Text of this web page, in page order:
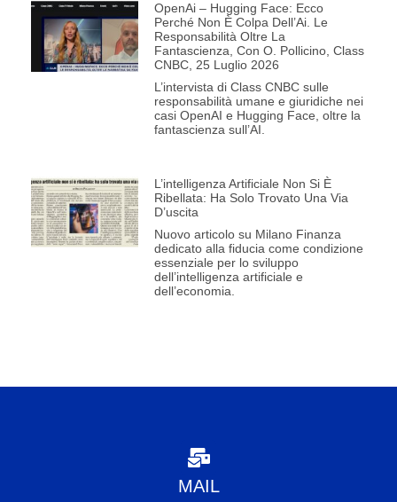
OpenAi – Hugging Face: Ecco
Perché Non È Colpa Dell’Ai. Le
Responsabilità Oltre La
Fantascienza, Con O. Pollicino, Class
CNBC, 25 Luglio 2026
L’intervista di Class CNBC sulle
responsabilità umane e giuridiche nei
casi OpenAI e Hugging Face, oltre la
fantascienza sull’AI.
L’intelligenza Artificiale Non Si È
Ribellata: Ha Solo Trovato Una Via
D’uscita
Nuovo articolo su Milano Finanza
dedicato alla fiducia come condizione
essenziale per lo sviluppo
dell’intelligenza artificiale e
dell’economia.
MAIL